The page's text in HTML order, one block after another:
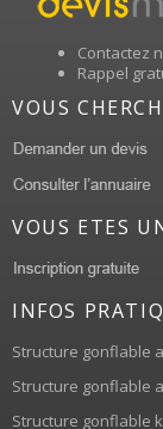
Contactez
Rappel
VOUS
VOUS ETES
INFOS
Structure gonflable
Structure gonflable
Structure gonflable